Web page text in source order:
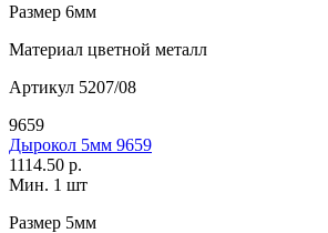
Размер 6мм
Материал цветной металл
Артикул 5207/08
9659
Дырокол 5мм 9659
1114.50 р.
Мин. 1 шт
Размер 5мм